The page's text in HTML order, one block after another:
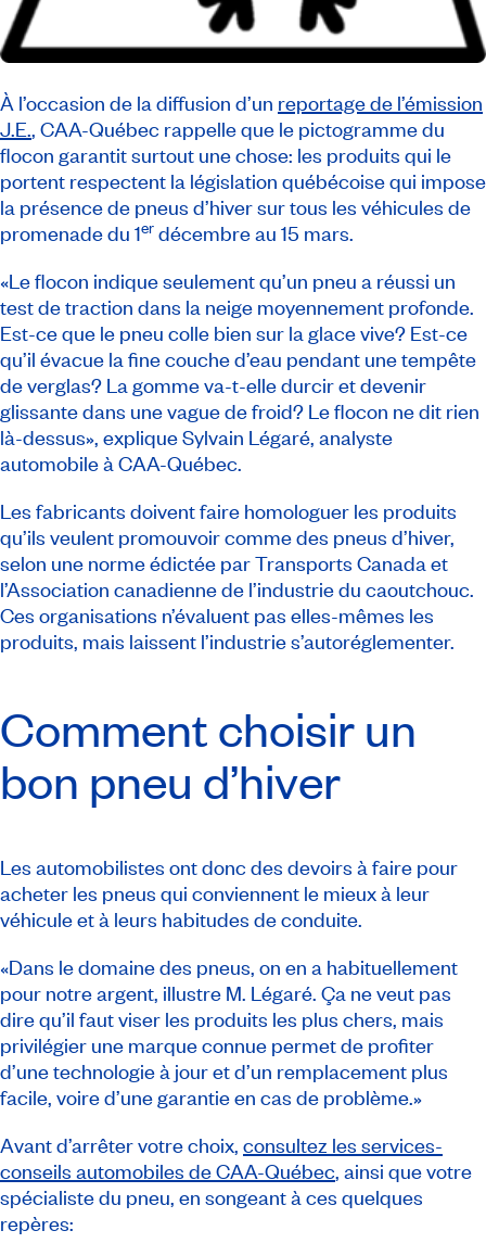
À l’occasion de la diffusion d’un reportage de l’émission
J.E., CAA-Québec rappelle que le pictogramme du
flocon garantit surtout une chose: les produits qui le
portent respectent la législation québécoise qui impose
la présence de pneus d’hiver sur tous les véhicules de
promenade du 1er décembre au 15 mars.
«Le flocon indique seulement qu’un pneu a réussi un
test de traction dans la neige moyennement profonde.
Est-ce que le pneu colle bien sur la glace vive? Est-ce
qu’il évacue la fine couche d’eau pendant une tempête
de verglas? La gomme va-t-elle durcir et devenir
glissante dans une vague de froid? Le flocon ne dit rien
là-dessus», explique Sylvain Légaré, analyste
automobile à CAA-Québec.
Les fabricants doivent faire homologuer les produits
qu’ils veulent promouvoir comme des pneus d’hiver,
selon une norme édictée par Transports Canada et
l’Association canadienne de l’industrie du caoutchouc.
Ces organisations n’évaluent pas elles-mêmes les
produits, mais laissent l’industrie s’autoréglementer.
Comment choisir un
bon pneu d’hiver
Les automobilistes ont donc des devoirs à faire pour
acheter les pneus qui conviennent le mieux à leur
véhicule et à leurs habitudes de conduite.
«Dans le domaine des pneus, on en a habituellement
pour notre argent, illustre M. Légaré. Ça ne veut pas
dire qu’il faut viser les produits les plus chers, mais
privilégier une marque connue permet de profiter
d’une technologie à jour et d’un remplacement plus
facile, voire d’une garantie en cas de problème.»
Avant d’arrêter votre choix, consultez les services-
conseils automobiles de CAA-Québec, ainsi que votre
spécialiste du pneu, en songeant à ces quelques
repères: